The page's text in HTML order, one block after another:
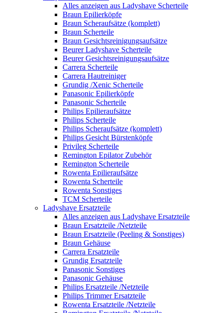
Alles anzeigen aus Ladyshave Scherteile
Braun Epilierköpfe
Braun Scheraufsätze (komplett)
Braun Scherteile
Braun Gesichtsreinigungsaufsätze
Beurer Ladyshave Scherteile
Beurer Gesichtsreinigungsaufsätze
Carrera Scherteile
Carrera Hautreiniger
Grundig /Xenic Scherteile
Panasonic Epilierköpfe
Panasonic Scherteile
Philips Epilieraufsätze
Philips Scherteile
Philips Scheraufsätze (komplett)
Philips Gesicht Bürstenköpfe
Privileg Scherteile
Remington Epilator Zubehör
Remington Scherteile
Rowenta Epilieraufsätze
Rowenta Scherteile
Rowenta Sonstiges
TCM Scherteile
Ladyshave Ersatzteile
Alles anzeigen aus Ladyshave Ersatzteile
Braun Ersatzteile /Netzteile
Braun Ersatzteile (Peeling & Sonstiges)
Braun Gehäuse
Carrera Ersatzteile
Grundig Ersatzteile
Panasonic Sonstiges
Panasonic Gehäuse
Philips Ersatzteile /Netzteile
Philips Trimmer Ersatzteile
Rowenta Ersatzteile /Netzteile